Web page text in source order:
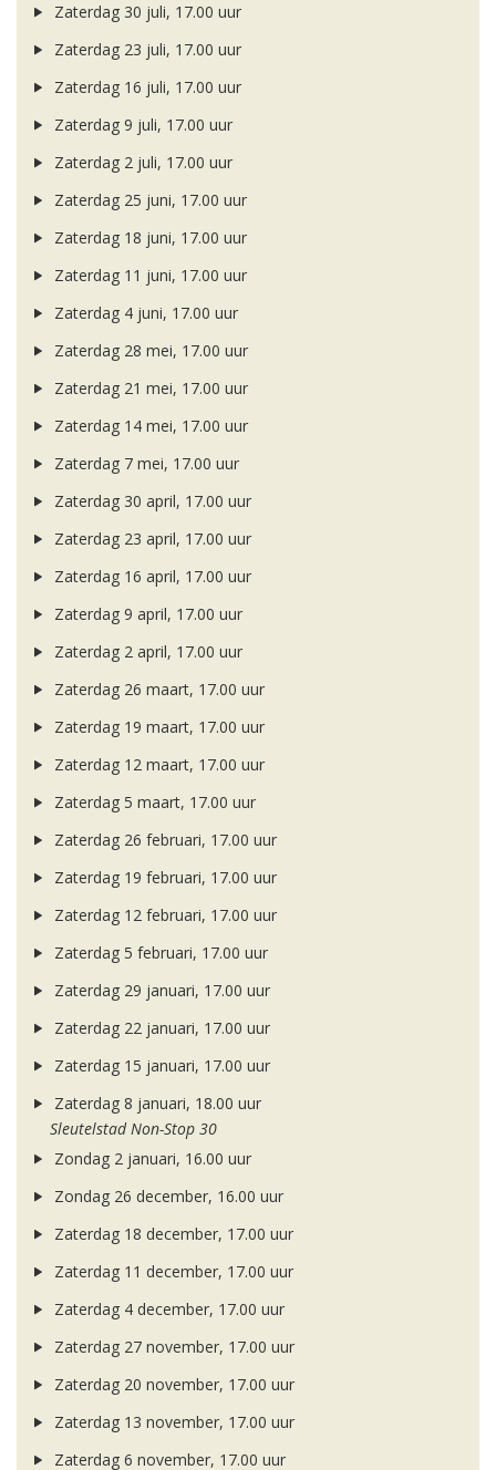
Zaterdag 30 juli, 17.00 uur
Zaterdag 23 juli, 17.00 uur
Zaterdag 16 juli, 17.00 uur
Zaterdag 9 juli, 17.00 uur
Zaterdag 2 juli, 17.00 uur
Zaterdag 25 juni, 17.00 uur
Zaterdag 18 juni, 17.00 uur
Zaterdag 11 juni, 17.00 uur
Zaterdag 4 juni, 17.00 uur
Zaterdag 28 mei, 17.00 uur
Zaterdag 21 mei, 17.00 uur
Zaterdag 14 mei, 17.00 uur
Zaterdag 7 mei, 17.00 uur
Zaterdag 30 april, 17.00 uur
Zaterdag 23 april, 17.00 uur
Zaterdag 16 april, 17.00 uur
Zaterdag 9 april, 17.00 uur
Zaterdag 2 april, 17.00 uur
Zaterdag 26 maart, 17.00 uur
Zaterdag 19 maart, 17.00 uur
Zaterdag 12 maart, 17.00 uur
Zaterdag 5 maart, 17.00 uur
Zaterdag 26 februari, 17.00 uur
Zaterdag 19 februari, 17.00 uur
Zaterdag 12 februari, 17.00 uur
Zaterdag 5 februari, 17.00 uur
Zaterdag 29 januari, 17.00 uur
Zaterdag 22 januari, 17.00 uur
Zaterdag 15 januari, 17.00 uur
Zaterdag 8 januari, 18.00 uur
Sleutelstad Non-Stop 30
Zondag 2 januari, 16.00 uur
Zondag 26 december, 16.00 uur
Zaterdag 18 december, 17.00 uur
Zaterdag 11 december, 17.00 uur
Zaterdag 4 december, 17.00 uur
Zaterdag 27 november, 17.00 uur
Zaterdag 20 november, 17.00 uur
Zaterdag 13 november, 17.00 uur
Zaterdag 6 november, 17.00 uur